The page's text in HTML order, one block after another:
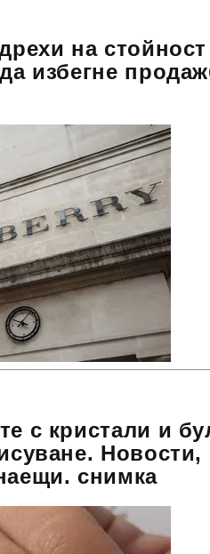
на
избегне
с кристали и
Новости,
снимка